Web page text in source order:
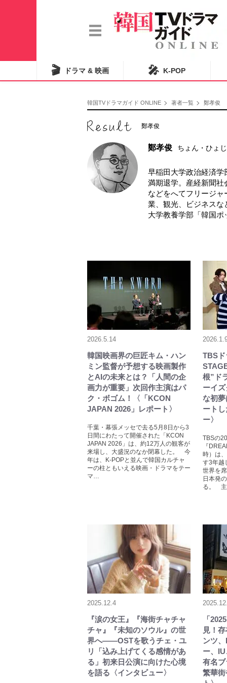
🎬 ドラマ & 映画 🎤 K-POP
韓国TVドラマガイド ONLINE 著者一覧 鄭孝俊
鄭孝俊
鄭孝俊 ちょん・ひょ
早稲田大学政治経済
満期退学。産経新聞
などをへてフリージ
業、観光、ビジネス
大学教養学部「韓国
2026.5.14
韓国映画界の巨匠キム・ハン
ミン監督が予想する映画製作
とAIの未来とは？「人間の企
画力が重要」次回作主演はパ
ク・ボゴム！〈「KCON
JAPAN 2026」レポート〉
千葉・幕張メッセで去る5月8日から3
日間にわたって開催された「KCON
JAPAN 2026」は、約12万人の観客が
来場し、大盛況のなか閉幕した。 今
年は、K-POPと並んで韓国カルチャ
ーの柱ともいえる映画・ドラマをテー
マ…
TBS
根”ド
ーイ
な初
ート
ー〉
TBSの
『
時）は
す3年越
世界を
日本発
る。
2025.12.4
『涙の女王』『海街チャチャ
チャ』『未知のソウル』の世
界へ――OSTを歌うチェ・ユ
リ「込み上げてくる感情があ
る」初来日公演に向けた心境
を語る〈インタビュー〉
「
見！
ンツ
ー、
有名
繁華